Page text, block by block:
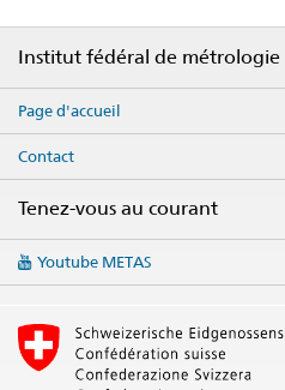
Institut fédéral de métrologie
Page d'accueil
Contact
Tenez-vous au courant
media
Youtube METAS